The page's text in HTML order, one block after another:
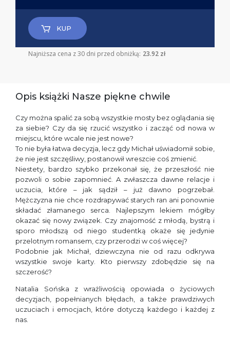
KUP
Najniższa cena z 30 dni przed obniżką: 23.92 zł
Opis książki Nasze piękne chwile
Czy można spalić za sobą wszystkie mosty bez oglądania się
za siebie? Czy da się rzucić wszystko i zacząć od nowa w
miejscu, które wcale nie jest nowe?
To nie była łatwa decyzja, lecz gdy Michał uświadomił sobie,
że nie jest szczęśliwy, postanowił wreszcie coś zmienić.
Niestety, bardzo szybko przekonał się, że przeszłość nie
pozwoli o sobie zapomnieć. A zwłaszcza dawne relacje i
uczucia, które – jak sądził – już dawno pogrzebał.
Mężczyzna nie chce rozdrapywać starych ran ani ponownie
składać złamanego serca. Najlepszym lekiem mógłby
okazać się nowy związek. Czy znajomość z młodą, bystrą i
sporo młodszą od niego studentką okaże się jedynie
przelotnym romansem, czy przerodzi w coś więcej?
Podobnie jak Michał, dziewczyna nie od razu odkrywa
wszystkie swoje karty. Kto pierwszy zdobędzie się na
szczerość?
Natalia Sońska z wrażliwością opowiada o życiowych
decyzjach, popełnianych błędach, a także prawdziwych
uczuciach i emocjach, które dotyczą każdego i każdej z
nas.